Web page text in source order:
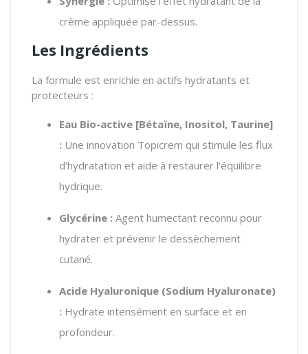
crème appliquée par-dessus.
Les Ingrédients
La formule est enrichie en actifs hydratants et
protecteurs :
Eau Bio-active [Bétaïne, Inositol, Taurine]
: Une innovation Topicrem qui stimule les flux
d'hydratation et aide à restaurer l'équilibre
hydrique.
Glycérine : Agent humectant reconnu pour
hydrater et prévenir le dessèchement
cutané.
Acide Hyaluronique (Sodium Hyaluronate)
: Hydrate intensément en surface et en
profondeur.